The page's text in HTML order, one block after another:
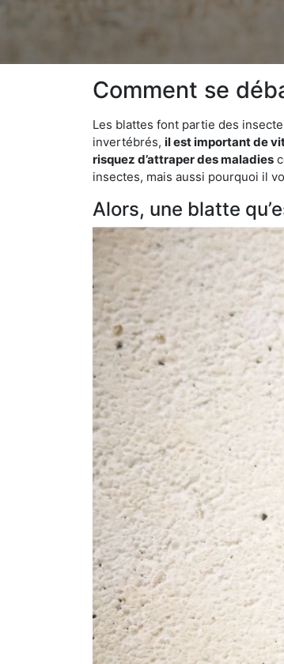
Comment se
Les blattes font partie des
invertébrés, il est important de
risquez d’attraper des maladies
insectes, mais aussi pourquoi il
Alors, une blatte